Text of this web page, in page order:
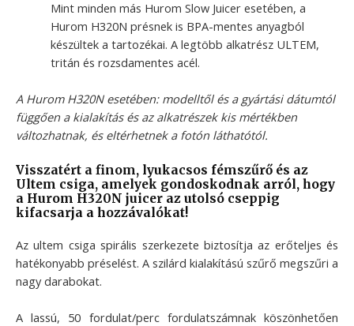
Mint minden más Hurom Slow Juicer esetében, a
Hurom H320N présnek is BPA-mentes anyagból
készültek a tartozékai. A legtöbb alkatrész ULTEM,
tritán és rozsdamentes acél.
A Hurom H320N esetében: modelltől és a gyártási dátumtól
függően a kialakítás és az alkatrészek kis mértékben
változhatnak, és eltérhetnek a fotón láthatótól.
Visszatért a finom, lyukacsos fémszűrő és az
Ultem csiga, amelyek gondoskodnak arról, hogy
a Hurom H320N juicer az utolsó cseppig
kifacsarja a hozzávalókat!
Az ultem csiga spirális szerkezete biztosítja az erőteljes és
hatékonyabb préselést. A szilárd kialakítású szűrő megszűri a
nagy darabokat.
A lassú, 50 fordulat/perc fordulatszámnak köszönhetően